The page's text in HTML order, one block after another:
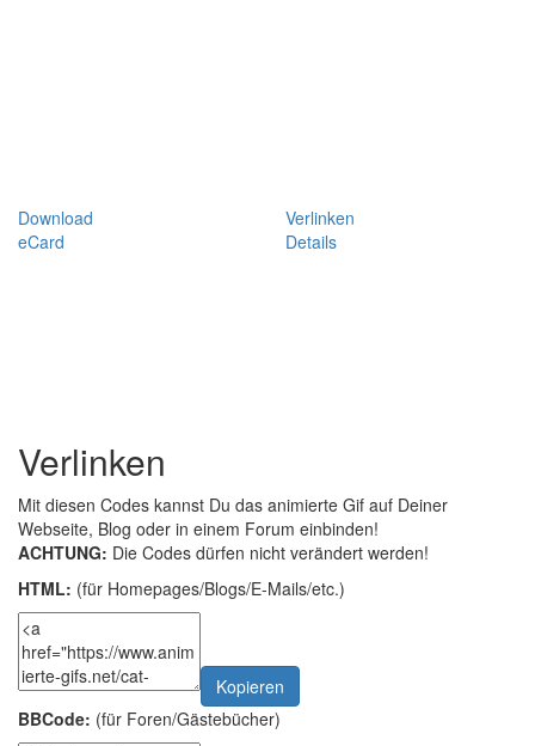
Download
Verlinken
eCard
Details
Verlinken
Mit diesen Codes kannst Du das animierte Gif auf Deiner
Webseite, Blog oder in einem Forum einbinden!
ACHTUNG: Die Codes dürfen nicht verändert werden!
HTML: (für Homepages/Blogs/E-Mails/etc.)
Kopieren
BBCode: (für Foren/Gästebücher)